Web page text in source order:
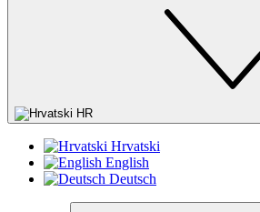
HR
Hrvatski
English
Deutsch